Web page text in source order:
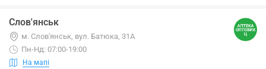
Слов'янськ
м. Слов'янськ, вул. Батюка, 31А
Пн-Нд: 07:00-19:00
На мапі